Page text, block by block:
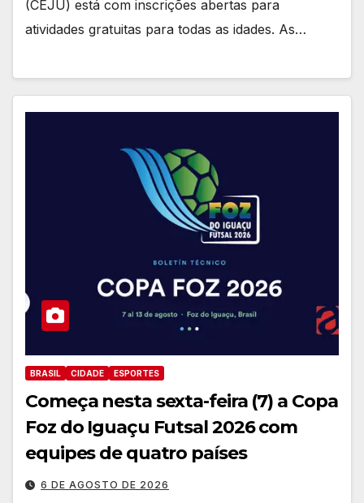
(CEJU) está com inscrições abertas para
atividades gratuitas para todas as idades. As…
BRASIL CIDADE ESPORTES
Começa nesta sexta-feira (7) a Copa
Foz do Iguaçu Futsal 2026 com
equipes de quatro países
6 DE AGOSTO DE 2026